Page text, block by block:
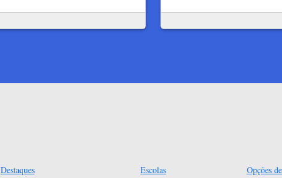
Destaques Escolas Opções